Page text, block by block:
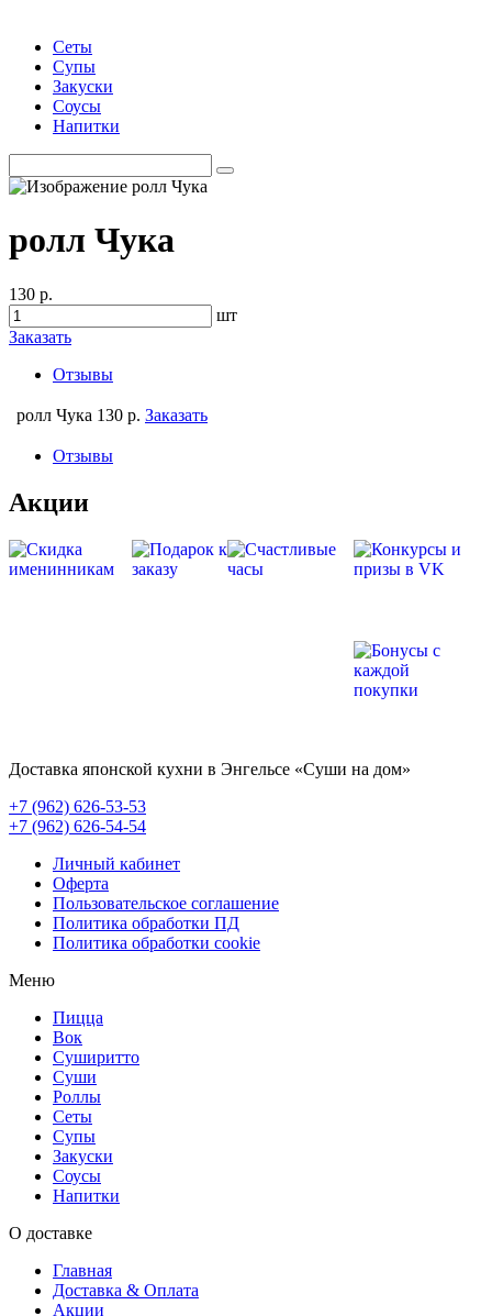
Сеты
Супы
Закуски
Соусы
Напитки
ролл Чука
130 р.
шт
Заказать
Отзывы
ролл Чука 130 р. Заказать
Отзывы
Акции
Доставка японской кухни в Энгельсе «Суши на дом»
+7 (962) 626-53-53
+7 (962) 626-54-54
Личный кабинет
Оферта
Пользовательское соглашение
Политика обработки ПД
Политика обработки cookie
Меню
Пицца
Вок
Суширитто
Суши
Роллы
Сеты
Супы
Закуски
Соусы
Напитки
О доставке
Главная
Доставка & Оплата
Акции